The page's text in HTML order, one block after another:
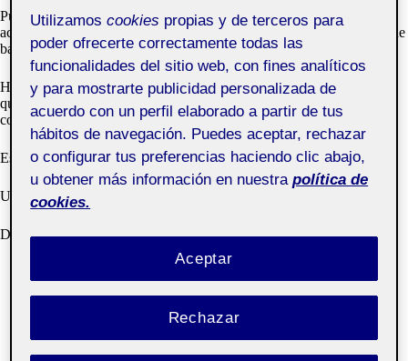
Puede mejorar y ampliarse bastante, de momento sería una primer
acercamiento a este tipo de documentos. Al cliente le entregaría este de
base, pero tendría que ampliarlo con más contenidos.
He aprendido muchísimo con esta asignatura, pero he de reconocer
que todos los conceptos son muy nuevos y las herramientas se han de
controlar para que el tiempo no se te escape entre los dedos.
Espero que le deis un aprobado como mínimo.
Un beso a todos
Diciembre 2020
Utilizamoscookies propias y de terceros para
poder ofrecerte correctamente todas las
funcionalidades del sitio web, con fines analíticos
y para mostrarte publicidad personalizada de
acuerdo con un perfil elaborado a partir de tus
hábitos de navegación. Puedes aceptar, rechazar
o configurar tus preferencias haciendo clic abajo,
u obtener más información en nuestra política de
cookies.
Rechazar
Aceptar